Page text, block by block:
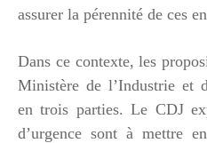
assurer la pérennité de ces
Dans ce contexte, les
Ministère de l’Industrie et
en trois parties. Le CDJ
d’urgence sont à mettre